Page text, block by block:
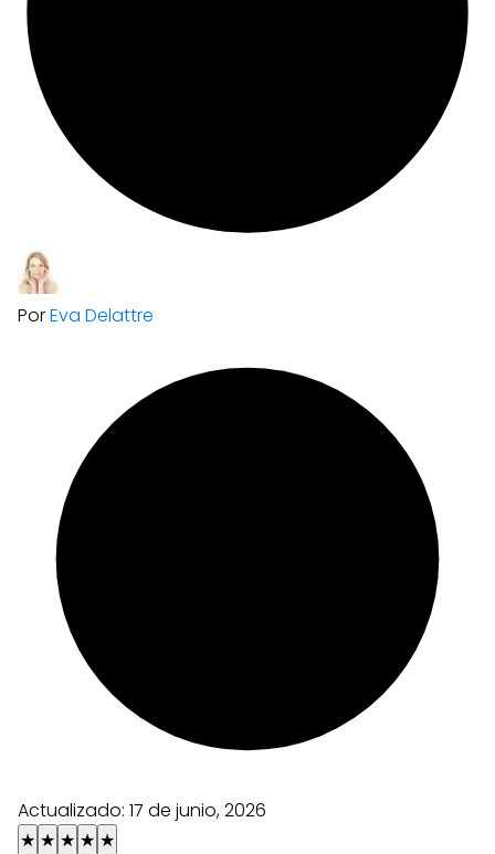
PorEva Delattre
Actualizado: 17 de junio, 2026
★ ★ ★ ★ ★